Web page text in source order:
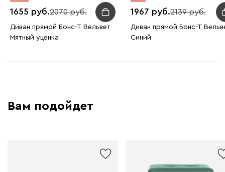
1655 2070
Диван прямой Бонс-Т Вельвет
Мятный уценка
1967 2139
Диван прямой Бонс-Т
Синий
Вам подойдет